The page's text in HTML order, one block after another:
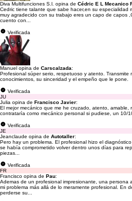
Diva Multifunciones S.l. opina de Cédric E L Mecanico
Cedric tiene talante que sabe hacer,en su especialidad
muy agradecido con su trabajo eres un capo de capos
cuento con...
Verificada
Manuel opina de Carscalzada:
Profesional súper serio, respetuoso y atento. Transmite
conocimientos, su sinceridad y el empeño que le pone.
Verificada
JU
Julia opina de Francisco Javier:
El mejor mecánico que me he cruzado, atento, amable,
contrataría como mecánico personal si pudiese, un 10/
Verificada
JE
Jeanclaude opina de Autotaller:
Pero hay un problema. El profesional hizo el
se había comprometido volver dentro unos días para
piezas...
Verificada
FR
Francisco opina de Pau:
Ademas de un profesional impresionante, una persona
mi problema más allá de lo meramente profesional. En
perderse su...